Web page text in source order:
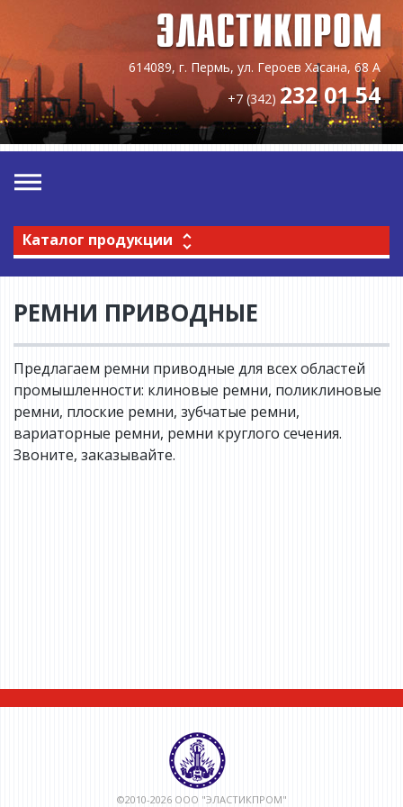
614089, г. Пермь, ул. Героев Хасана, 68 А
+7 (342) 232 01 54
Каталог продукции
РЕМНИ ПРИВОДНЫЕ
Предлагаем ремни приводные для всех областей
промышленности: клиновые ремни, поликлиновые
ремни, плоские ремни, зубчатые ремни,
вариаторные ремни, ремни круглого сечения.
Звоните, заказывайте.
©2010-2026 ООО "ЭЛАСТИКПРОМ"